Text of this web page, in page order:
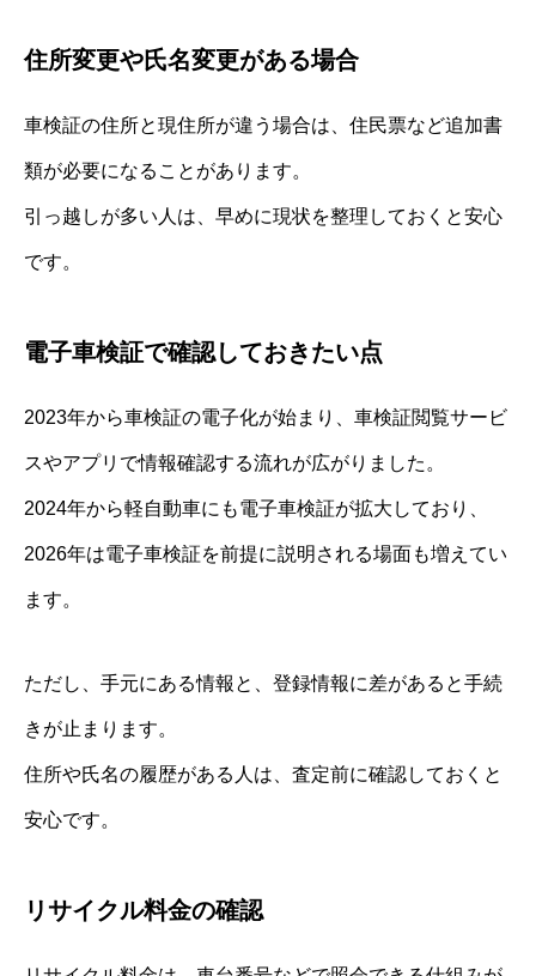
住所変更や氏名変更がある場合
車検証の住所と現住所が違う場合は、住民票など追加書
類が必要になることがあります。
引っ越しが多い人は、早めに現状を整理しておくと安心
です。
電子車検証で確認しておきたい点
2023年から車検証の電子化が始まり、車検証閲覧サービ
スやアプリで情報確認する流れが広がりました。
2024年から軽自動車にも電子車検証が拡大しており、
2026年は電子車検証を前提に説明される場面も増えてい
ます。
ただし、手元にある情報と、登録情報に差があると手続
きが止まります。
住所や氏名の履歴がある人は、査定前に確認しておくと
安心です。
リサイクル料金の確認